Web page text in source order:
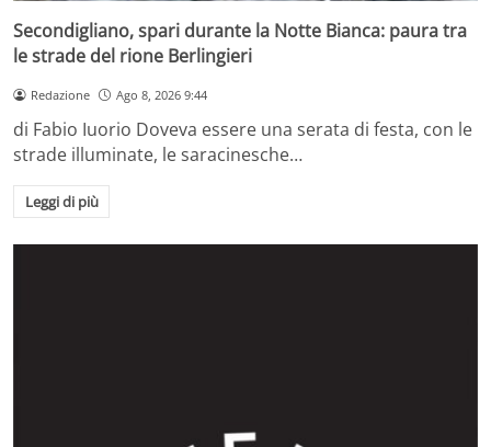
Secondigliano, spari durante la Notte Bianca: paura tra
le strade del rione Berlingieri
Redazione Ago 8, 2026 9:44
di Fabio Iuorio Doveva essere una serata di festa, con le
strade illuminate, le saracinesche…
Leggi di più